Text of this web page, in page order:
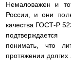
Немаловажен и
России, и они
качества ГОСТ-Р
подтверждается
понимать, что
протяжении долгих